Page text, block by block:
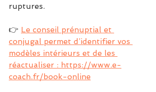
ruptures.
👉 Le conseil prénuptial et
conjugal permet d’identifier vos
modèles intérieurs et de les
réactualiser : https://www.e-
coach.fr/book-online